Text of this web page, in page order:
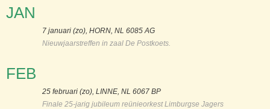
JAN
7 januari (zo), HORN, NL 6085 AG
Nieuwjaarstreffen in zaal De Postkoets.
FEB
25 februari (zo), LINNE, NL 6067 BP
Finale 25-jarig jubileum reünieorkest Limburgse Jagers